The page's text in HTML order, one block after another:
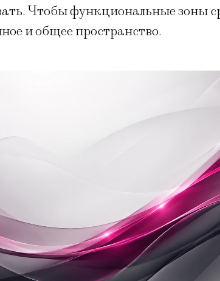
Чтобы функциональные зоны
и общее пространство.